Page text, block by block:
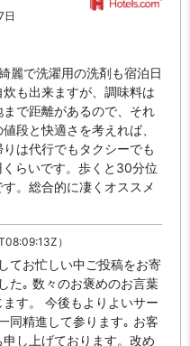
日
麗で洗濯用の洗剤も宿泊日
も出来ますが、調味料は
で距離があるので、それ
段と快適さを考えれば、
は代行でもタクシーでも
らいです。歩くと30分位
。総合的に凄くオススメ
）
てお忙しい中ご投稿をお寄
た｡ 数々のお褒めのお言葉
す。 今後もよりよいサー
同精進して参ります｡ お客
し上げております。改め